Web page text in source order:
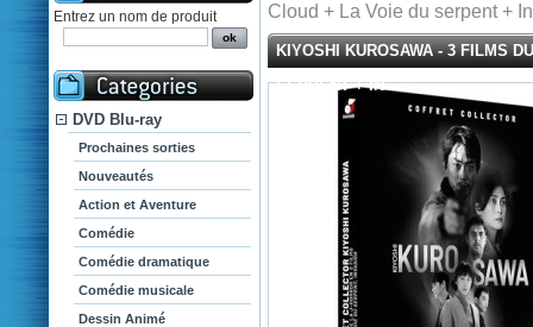
Entrez un nom de produit
DVD Blu-ray
Prochaines sorties
Nouveautés
Action et Aventure
Comédie
Comédie dramatique
Comédie musicale
Dessin Animé
Cloud + La Voie du serpent + In
KIYOSHI KUROSAWA - 3 FILMS
SERPENT + IN